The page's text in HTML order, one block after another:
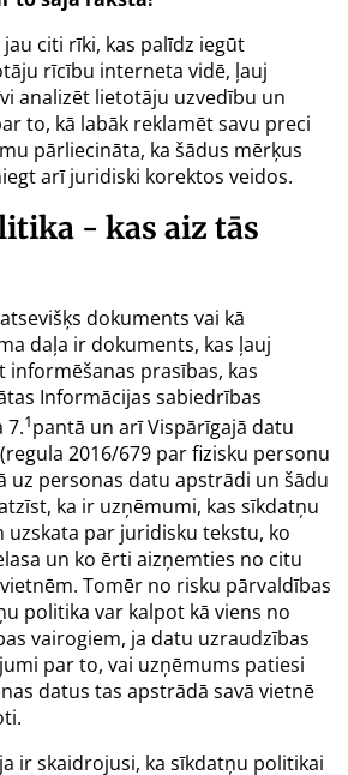
citi rīki, kas palīdz iegūt
rīcību interneta vidē, ļauj
analizēt lietotāju uzvedību un
to, kā labāk reklamēt savu preci
pārliecināta, ka šādus mērķus
arī juridiski korektos veidos.
- kas aiz tās
dokuments vai kā
daļa ir dokuments, kas ļauj
prasības, kas
Informācijas sabiedrības
7.1pantā un arī Vispārīgajā datu
regula 2016/679 par fizisku personu
uz personas datu apstrādi un šādu
ka ir uzņēmumi, kas sīkdatņu
par juridisku tekstu, ko
un ko ērti aizņemties no citu
Tomēr no risku pārvaldības
politika var kalpot kā viens no
vairogiem, ja datu uzraudzības
par to, vai uzņēmums patiesi
datus tas apstrādā savā vietnē
ir skaidrojusi, ka sīkdatņu politikai